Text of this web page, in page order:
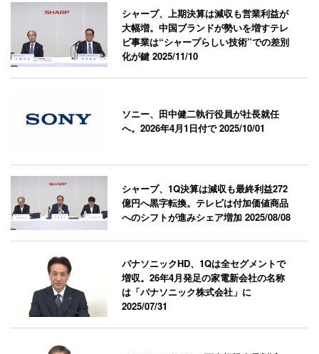
シャープ、上期決算は減収も営業利益が
大幅増。中国ブランドが勢いを増すテレ
ビ事業は“シャープらしい技術”での差別
化が鍵2025/11/10
ソニー、田中健二執行役員が社長就任
へ。2026年4月1日付で2025/10/01
シャープ、1Q決算は減収も最終利益272
億円へ黒字転換。テレビは付加価値商品
へのシフトが進みシェア増加2025/08/08
パナソニックHD、1Qは全セグメントで
増収。26年4月発足の家電新会社の名称
は「パナソニック株式会社」に
2025/07/31